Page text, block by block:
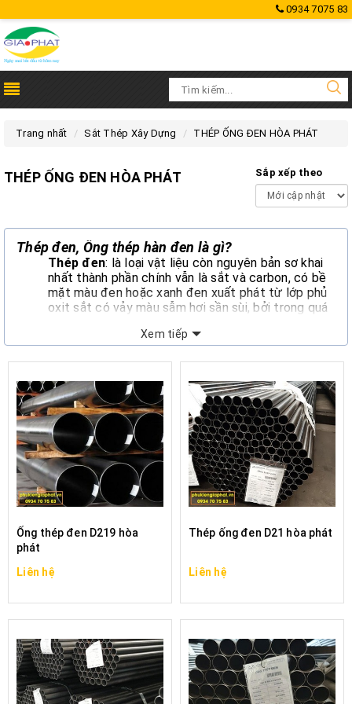
0934 7075 83
Trang nhất Sắt Thép Xây Dựng THÉP ỐNG ĐEN HÒA PHÁT
THÉP ỐNG ĐEN HÒA PHÁT Sắp xếp theo
Thép đen, Ống thép hàn đen là gì?
Thép đen: là loại vật liệu còn nguyên bản sơ khai
nhất thành phần chính vẫn là sắt và carbon, có bề
mặt màu đen hoặc xanh đen xuất phát từ lớp phủ
oxit sắt có vảy màu sẫm hơi sần sùi, bởi trong quá
phun nước và chưa được mạ kẽm, nhúng nóng,
Ống thép đen: làỐng thépcó màu đen hay xanh
đen, rỗng ruột có hình dạng tròn, vuông, chữ nhật,
Ôval .. cũng là vật liệu còn zin nhất thành phần
chính vẫn là sắt và carbon, có bề mặt màu đen
hoặc xanh đen xuất phát từ lớp phủ oxit sắt có
vảy màu sẫm hơi sần sùi, bởi trong quá trình cán
phôi thép đã được làm nguội bằng việc phun nước
và chưa được mạ kẽm, nhúng nóng, điện phân.
QUY TRÌNH SẢN XUẤT ỐNG THÉP ĐEN HÒA PHÁT
Xem tiếp
Ống thép đen D219 hòa
phát
Liên hệ
Thép ống đen D21 hòa phát
Liên hệ